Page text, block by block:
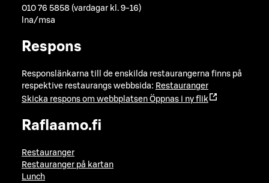
010 76 5858 (vardagar kl. 9-16)
lna/msa
Respons
Responslänkarna till de enskilda restaurangerna finns på
respektive restaurangs webbsida: Restauranger
Skicka respons om webbplatsen Öppnas i ny flik
Raflaamo.fi
Restauranger
Restauranger på kartan
Lunch